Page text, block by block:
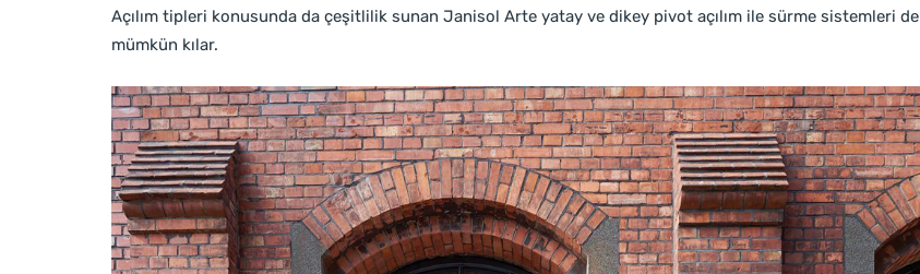
Açılım tipleri konusunda da çeşitlilik sunan Janisol Arte yatay ve dikey pivot açılım ile sürme sistemleri de
mümkün kılar.